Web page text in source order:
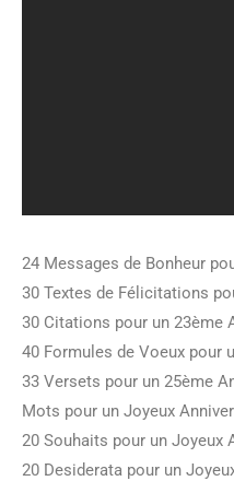
24 Messages de Bonheur
30 Textes de Félicitations
30 Citations pour un 23ème
40 Formules de Voeux pour
33 Versets pour un 25ème
Mots pour un Joyeux
20 Souhaits pour un Joyeux
20 Desiderata pour un